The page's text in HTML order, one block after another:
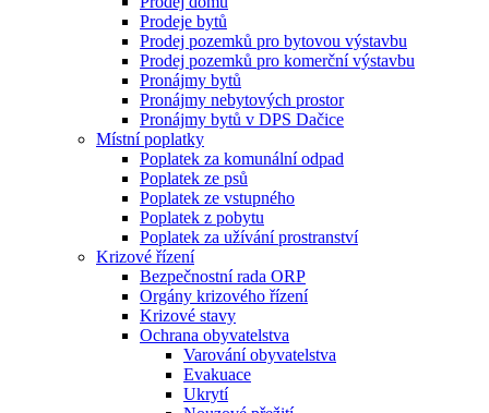
Prodeje bytů
Prodej pozemků pro bytovou výstavbu
Prodej pozemků pro komerční výstavbu
Pronájmy bytů
Pronájmy nebytových prostor
Pronájmy bytů v DPS Dačice
Místní poplatky
Poplatek za komunální odpad
Poplatek ze psů
Poplatek ze vstupného
Poplatek z pobytu
Poplatek za užívání prostranství
Krizové řízení
Bezpečnostní rada ORP
Orgány krizového řízení
Krizové stavy
Ochrana obyvatelstva
Varování obyvatelstva
Evakuace
Ukrytí